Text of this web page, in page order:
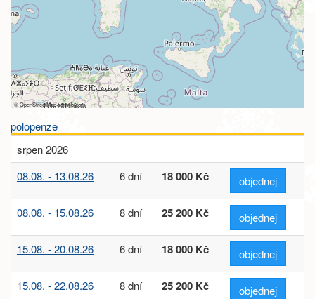
©OpenStreetMapcontributors
polopenze
srpen 2026
08.08. - 13.08.26
6 dní 18 000 Kč objednej
08.08. - 15.08.26 8 dní 25 200 Kč objednej
15.08. - 20.08.26 6 dní 18 000 Kč objednej
15.08. - 22.08.26 8 dní 25 200 Kč objednej